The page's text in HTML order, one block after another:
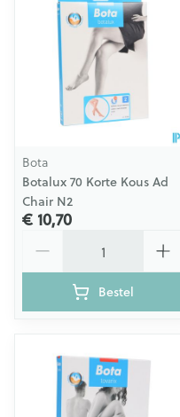
Bota
Botalux 70 Korte Kous Ad
Chair N2
€ 10,70
Bestel